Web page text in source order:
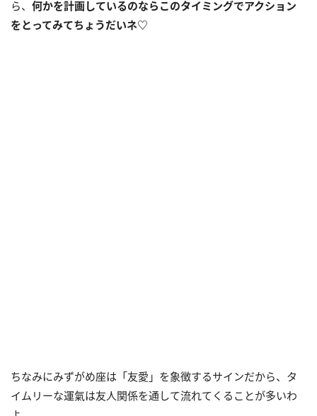
ら、 何かを計画しているのならこのタイミングでアクション
をとってみてちょうだいネ♡
ちなみにみずがめ座は「友愛」を象徴するサインだから、タ
イムリーな運氣は友人関係を通して流れてくることが多いわ